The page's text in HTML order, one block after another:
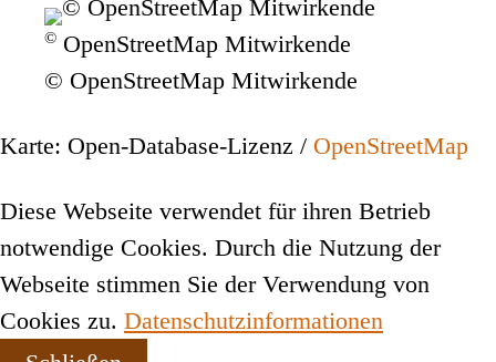
© OpenStreetMap Mitwirkende
© OpenStreetMap Mitwirkende
Karte: Open-Database-Lizenz / OpenStreetMap
Diese Webseite verwendet für ihren Betrieb
notwendige Cookies. Durch die Nutzung der
Webseite stimmen Sie der Verwendung von
Cookies zu. Datenschutzinformationen